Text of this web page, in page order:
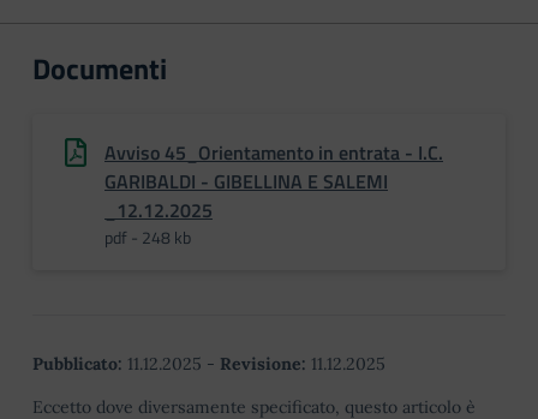
Documenti
Avviso 45_Orientamento in entrata - I.C.
GARIBALDI - GIBELLINA E SALEMI
_12.12.2025
pdf - 248 kb
Pubblicato: 11.12.2025 - Revisione: 11.12.2025
Eccetto dove diversamente specificato, questo articolo è